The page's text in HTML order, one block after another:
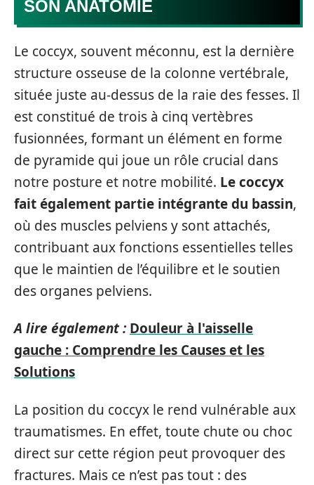
SON ANATOMIE
Le coccyx, souvent méconnu, est la dernière
structure osseuse de la colonne vertébrale,
située juste au-dessus de la raie des fesses. Il
est constitué de trois à cinq vertèbres
fusionnées, formant un élément en forme
de pyramide qui joue un rôle crucial dans
notre posture et notre mobilité. Le coccyx
fait également partie intégrante du bassin,
où des muscles pelviens y sont attachés,
contribuant aux fonctions essentielles telles
que le maintien de l’équilibre et le soutien
des organes pelviens.
A lire également : Douleur à l'aisselle
gauche : Comprendre les Causes et les
Solutions
La position du coccyx le rend vulnérable aux
traumatismes. En effet, toute chute ou choc
direct sur cette région peut provoquer des
fractures. Mais ce n’est pas tout : des